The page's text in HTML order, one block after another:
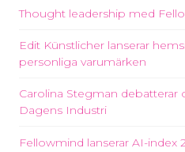
Thought leadership med
Edit Künstlicher lanserar
personliga varumärken
Carolina Stegman
Dagens Industri
Fellowmind lanserar AI-index